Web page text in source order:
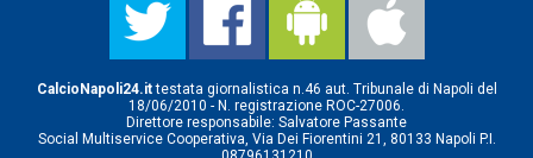
CalcioNapoli24.ittestata giornalistica n.46 aut. Tribunale di Napoli del
18/06/2010 - N. registrazione ROC-27006.
Direttore responsabile: Salvatore Passante
Social Multiservice Cooperativa, Via Dei Fiorentini 21, 80133 Napoli P.I.